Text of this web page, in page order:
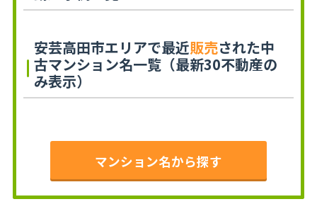
安芸高田市エリアで最近販売された中
古マンション名一覧（最新30不動産の
み表示）
マンション名から探す